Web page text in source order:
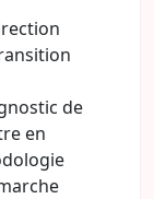
de
en